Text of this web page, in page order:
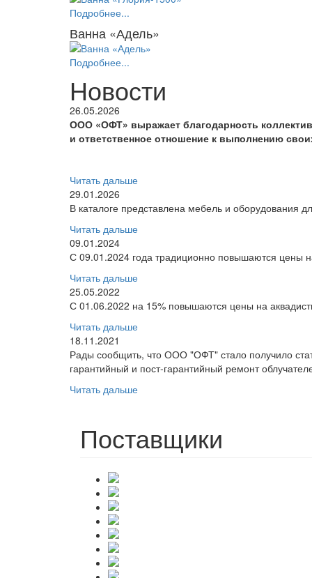
Подробнее...
Ванна «Адель»
Подробнее...
Новости
26.05.2026
ООО «ОФТ» выражает благодарность
и ответственное отношение к выполнению
Читать дальше
29.01.2026
В каталоге представлена мебель и оборудования
Читать дальше
09.01.2024
С 09.01.2024 года традиционно повышаются цены
Читать дальше
25.05.2022
С 01.06.2022 на 15% повышаются цены на
Читать дальше
18.11.2021
Рады сообщить, что ООО "ОФТ" стало получило
гарантийный и пост-гарантийный ремонт
Читать дальше
Поставщики